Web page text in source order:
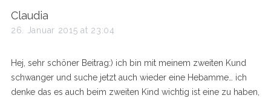
s
a
s
:
Claudia
26. Januar 2015 at 23:04
Hej, sehr schöner Beitrag:) ich bin mit meinem zweiten Kund
schwanger und suche jetzt auch wieder eine Hebamme… ich
denke das es auch beim zweiten Kind wichtig ist eine zu haben,